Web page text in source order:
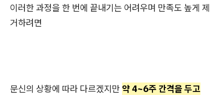
이러한 과정을 한 번에 끝내기는 어려우며 만족도 높게 제
거하려면
문신의 상황에 따라 다르겠지만 약 4~6주 간격을 두고